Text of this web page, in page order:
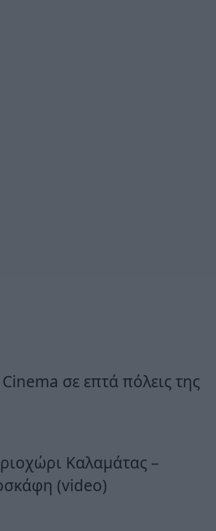
σε επτά πόλεις της
Καλαμάτας –
(video)